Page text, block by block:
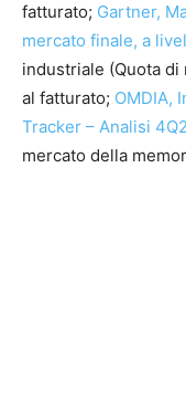
fatturato; Gartner,
mercato finale, a
industriale (Quota
al fatturato; OMDIA,
Tracker – Analisi
mercato della